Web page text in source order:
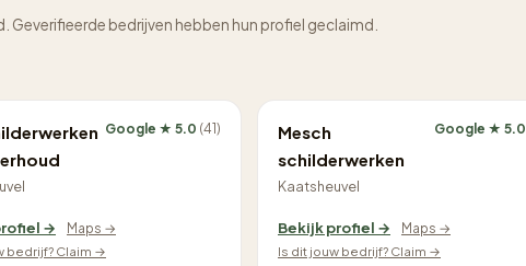
bedrijven hebben hun profiel geclaimd.
Google ★ 5.0 (41)
→
Maps →
bedrijf? Claim →
Mesch
schilderwerken
Kaatsheuvel
Google ★ 5.0
Bekijk profiel →
Maps →
Is dit jouw bedrijf? Claim →